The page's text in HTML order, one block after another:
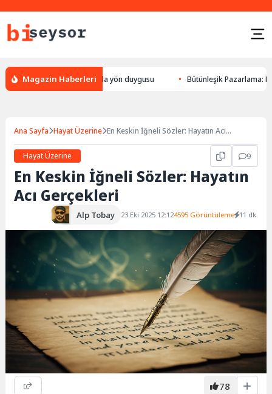
Magazin Haberleri
hayvanlarda yön duygusu Bütünleşik Pazarlama:
Ana Sayfa Hayat Üzerine En Keskin İğneli Sözler: Hayatın Acı
Hayat Üzerine
9
En Keskin İğneli Sözler: Hayatın
Acı Gerçekleri
Alp Tobay 23 Eki 2025 12:124595 Görüntüleme 11 dk.
78